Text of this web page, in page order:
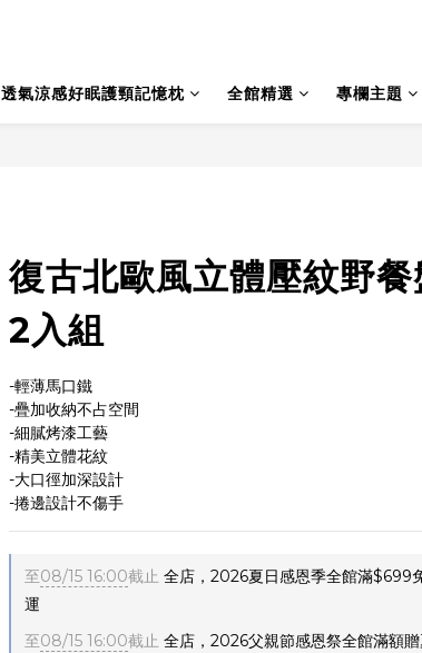
透氣涼感好眠護頸記憶枕 全館精選 專欄主題
復古北歐風立體壓紋野餐
2入組
-輕薄馬口鐵
-疊加收納不占空間
-細膩烤漆工藝
-精美立體花紋
-大口徑加深設計
-捲邊設計不傷手
至08/15 16:00截止 全店，2026夏日感恩季全館滿$699
運
至08/15 16:00截止 全店，2026父親節感恩祭全館滿額贈